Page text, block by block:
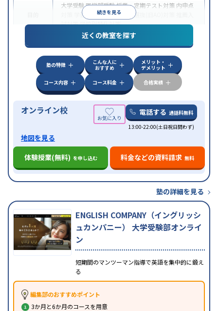
続きを見る
大学受験医学部受験授業・定期テスト対策 内申点
学習習慣の定着 総合型選抜(旧AO)対策
試対策学校別特化対策
特徴
中高一貫校生に対応授業の振替可能
学習にPC・タブレットを利用オンライン対応1
科目から受講可能
近くの教室を探す
塾の特徴
こんな人に
おすすめ
メリット・
デメリット
コース内容
コース料金 合格実績
オンライン校 電話する 通話料無料
13:00-22:00(土日祝日問わず)
地図を見る
体験授業(無料) を申し込む 料金などの資料請求 無料
塾の詳細を見る
ENGLISH COMPANY（イングリッシ
ュカンパニー） 大学受験部オンライ
ン
短期間のマンツーマン指導で英語を集中的に鍛え
る
編集部のおすすめポイント
3か月と6か月のコースを用意